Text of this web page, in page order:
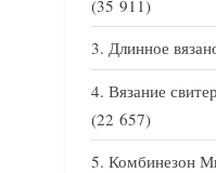
(35 911)
Длинное
Вязание
(22 657)
Комбинезон